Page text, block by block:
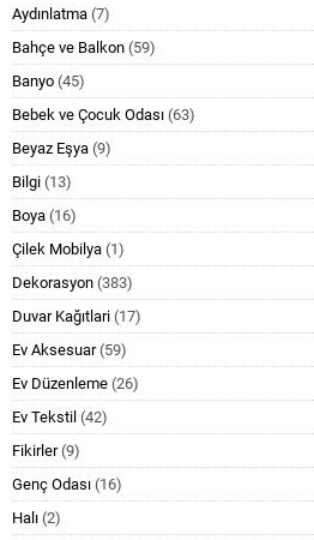
Aydınlatma (7)
Bahçe ve Balkon (59)
Banyo (45)
Bebek ve Çocuk Odası (63)
Beyaz Eşya (9)
Bilgi (13)
Boya (16)
Çilek Mobilya (1)
Dekorasyon (383)
Duvar Kağıtlari (17)
Ev Aksesuar(59)
Ev Düzenleme (26)
Ev Tekstil (42)
Fikirler(9)
Genç Odası (16)
Halı (2)